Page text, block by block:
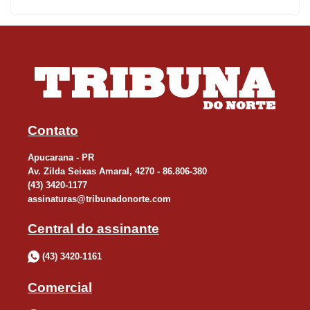
Anderson Guimarães apita o jogo, sendo auxiliado por Adair
Mondini e Marcelo Pavan.
Contato
Apucarana - PR
Av. Zilda Seixas Amaral, 4270 - 86.806-380
(43) 3420-1177
assinaturas@tribunadonorte.com
Central do assinante
(43) 3420-1161
Comercial